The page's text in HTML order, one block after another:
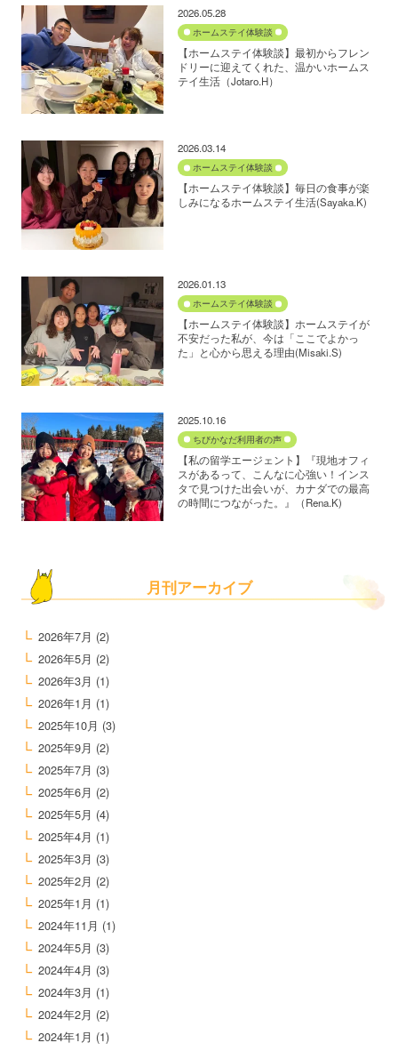
2026.05.28
ホームステイ体験談
【ホームステイ体験談】最初からフレン
ドリーに迎えてくれた、温かいホームス
テイ生活（Jotaro.H）
2026.03.14
ホームステイ体験談
【ホームステイ体験談】毎日の食事が楽
しみになるホームステイ生活(Sayaka.K)
2026.01.13
ホームステイ体験談
【ホームステイ体験談】ホームステイが
不安だった私が、今は「ここでよかっ
た」と心から思える理由(Misaki.S)
2025.10.16
ちびかなだ利用者の声
【私の留学エージェント】『現地オフィ
スがあるって、こんなに心強い！インス
タで見つけた出会いが、カナダでの最高
の時間につながった。』（Rena.K)
月刊アーカイブ
2026年7月 (2)
2026年5月 (2)
2026年3月 (1)
2026年1月 (1)
2025年10月 (3)
2025年9月 (2)
2025年7月 (3)
2025年6月 (2)
2025年5月 (4)
2025年4月 (1)
2025年3月 (3)
2025年2月 (2)
2025年1月 (1)
2024年11月 (1)
2024年5月 (3)
2024年4月 (3)
2024年3月 (1)
2024年2月 (2)
2024年1月 (1)